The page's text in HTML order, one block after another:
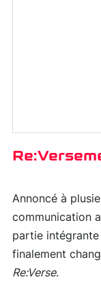
Annoncé à
communication
partie
finalement
Re:Verse.